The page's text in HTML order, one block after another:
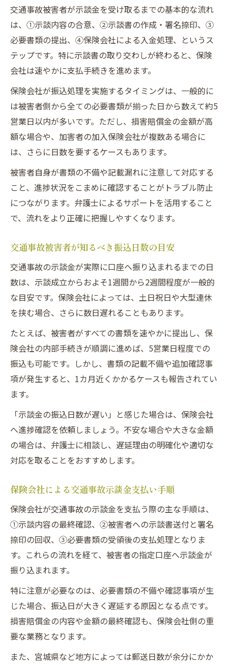
交通事故被害者が示談金を受け取るまでの基本的な流れ
は、①示談内容の合意、②示談書の作成・署名捺印、③
必要書類の提出、④保険会社による入金処理、というス
テップです。特に示談書の取り交わしが終わると、保険
会社は速やかに支払手続きを進めます。
保険会社が振込処理を実施するタイミングは、一般的に
は被害者側から全ての必要書類が揃った日から数えて約5
営業日以内が多いです。ただし、損害賠償金の金額が高
額な場合や、加害者の加入保険会社が複数ある場合に
は、さらに日数を要するケースもあります。
被害者自身が書類の不備や記載漏れに注意して対応する
こと、進捗状況をこまめに確認することがトラブル防止
につながります。弁護士によるサポートを活用すること
で、流れをより正確に把握しやすくなります。
交通事故被害者が知るべき振込日数の目安
交通事故の示談金が実際に口座へ振り込まれるまでの日
数は、示談成立からおよそ1週間から2週間程度が一般的
な目安です。保険会社によっては、土日祝日や大型連休
を挟む場合、さらに数日遅れることもあります。
たとえば、被害者がすべての書類を速やかに提出し、保
険会社の内部手続きが順調に進めば、5営業日程度での
振込も可能です。しかし、書類の記載不備や追加確認事
項が発生すると、1カ月近くかかるケースも報告されてい
ます。
「示談金の振込日数が遅い」と感じた場合は、保険会社
へ進捗確認を依頼しましょう。不安な場合や大きな金額
の場合は、弁護士に相談し、遅延理由の明確化や適切な
対応を取ることをおすすめします。
保険会社による交通事故示談金支払い手順
保険会社が交通事故の示談金を支払う際の主な手順は、
①示談内容の最終確認、②被害者への示談書送付と署名
捺印の回収、③必要書類の受領後の支払処理となりま
す。これらの流れを経て、被害者の指定口座へ示談金が
振り込まれます。
特に注意が必要なのは、必要書類の不備や確認事項が生
じた場合、振込日が大きく遅延する原因となる点です。
損害賠償金の内容や金額の最終確認も、保険会社側の重
要な業務となります。
また、宮城県など地方によっては郵送日数が余分にかか